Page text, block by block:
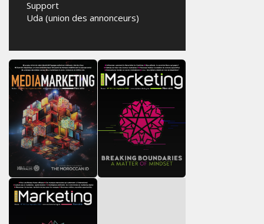
Support
Uda (union des annonceurs)